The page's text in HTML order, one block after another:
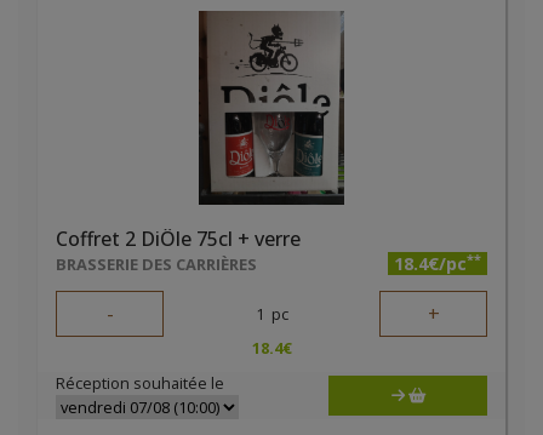
Coffret 2 DiÔle 75cl + verre
BRASSERIE DES CARRIÈRES 18.4€/pc**
- 1 pc +
18.4€
Réception souhaitée le